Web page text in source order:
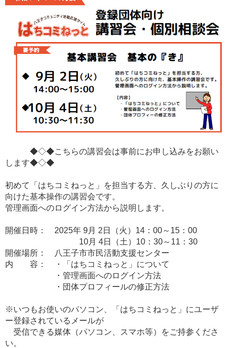
◆◇◆こちらの講習会は事前にお申し込みをお願い
します◆◇◆
初めて「はちコミねっと」を担当する方、久しぶりの方に
向けた基本操作の講習会です。
管理画面へのログイン方法から説明します。
開催日時： 2025年 9月 2日（火）14：00～15：00
10月 4日（土）10：30～11：30
開催場所： 八王子市市民活動支援センター
内 容： ・「はちコミねっと」について
・管理画面へのログイン方法
・団体プロフィールの修正方法
※いつもお使いのパソコン、「はちコミねっと」にユーザ
ー登録されているメールが
受信できる媒体（パソコン、スマホ等）をご持参くださ
い。